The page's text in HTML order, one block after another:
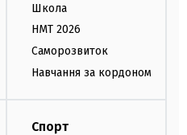
Школа
НМТ 2026
Саморозвиток
Навчання за кордоном
Спорт